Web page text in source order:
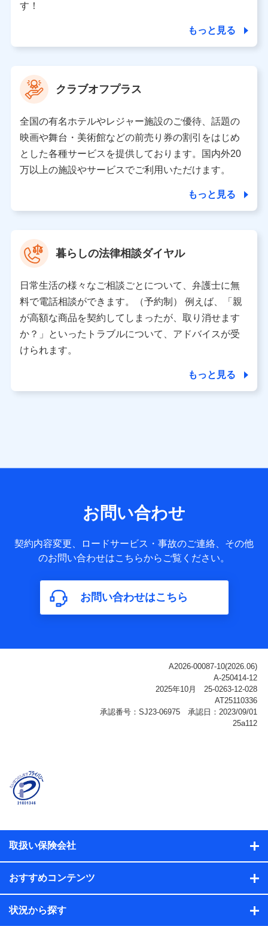
ータを分析して、お客さまの趣味・嗜好・傾向に応じた
上記に係る案内・手続き・管理等付帯業務を行うため
【当該個人データの管理について責任を有する者の名称・住
所・代表者名】
当該個人データを取り扱う各共同利用者（詳細は次のとお
り）
東京都千代田区永田町2丁目11番1号 山王パークタワー
株式会社NTTドコモ 代表取締役社長 前田 義晃
東京都中央区日本橋人形町2-14-10 アーバンネット日本橋
ビル 3F
※ 当社および株式会社NTTドコモは、お客さまの情報を利
データ憲章」に定める行動原則を順守します 。
※ パーソナルデータダッシュボードの「第三者提供の管
理」の設定状態にかかわらず、共同利用する場合がありま
※ dポイントクラブ会員ではないお客さま（2019年12月11
日以降、一度もdポイントクラブ会員であったことがないお
個人データは、こちら の利用目的の範囲内に限って共同利
用します。
サービス提供等を通じて取得した、以下の情報などの個人デ
基本情報
氏名、電話番号、メールアドレス、お客さまの識別子、
属性、連絡先、dポイントサービスのご利用に関する情
構成、住所、dポイント残高、dポイント利用履歴などが
含まれます。
利用情報
ご契約状態・ご利用履歴インターネット利用時の行動に
関する情報、アプリケーション利用時の行動に関する情
報、購入されたサービスや商品の名称・購入場所・決済
に関する情報、アンケートの回答に関する情報などが含
名、住所、生年月日、性別、保険契約者と被保険者の関
係、保険加入の目的、保険商品の内容、保険料、保険料
のお支払方法、車のメーカーや走行距離などの情報、建
ル内容や送信履歴の情報及び保険の更改案内等を提供し
保険契約情報
当社または株式会社NTTドコモ・フィナンシャルグルー
プが取得し、又は保有する保険契約に関する情報。例と
して、保険契約者及び被保険者の氏名、住所、生年月
す！
もっと見る
クラブオフプラス
全国の有名ホテルやレジャー施設のご優待、話題の
映画や舞台・美術館などの前売り券の割引をはじめ
とした各種サービスを提供しております。国内外20
万以上の施設やサービスでご利用いただけます。
もっと見る
暮らしの法律相談ダイヤル
日常生活の様々なご相談ごとについて、弁護士に無
料で電話相談ができます。（予約制） 例えば、「親
が高額な商品を契約してしまったが、取り消せます
か？」といったトラブルについて、アドバイスが受
けられます。
もっと見る
お問い合わせ
契約内容変更、ロードサービス・事故のご連絡、その他
のお問い合わせはこちらからご覧ください。
お問い合わせはこちら
取扱い保険会社
おすすめコンテンツ
状況から探す